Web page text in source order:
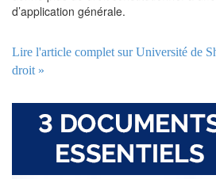
d’application générale.
Lire l'article complet sur Université de
droit »